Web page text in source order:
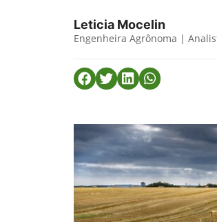
Leticia Mocelin
Engenheira Agrônoma |